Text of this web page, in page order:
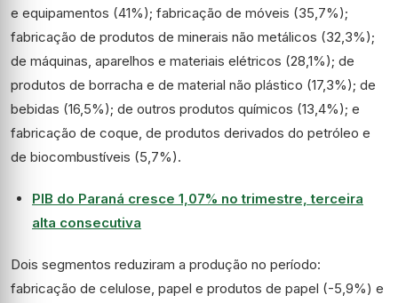
e equipamentos (41%); fabricação de móveis (35,7%);
fabricação de produtos de minerais não metálicos (32,3%);
de máquinas, aparelhos e materiais elétricos (28,1%); de
produtos de borracha e de material não plástico (17,3%); de
bebidas (16,5%); de outros produtos químicos (13,4%); e
fabricação de coque, de produtos derivados do petróleo e
de biocombustíveis (5,7%).
PIB do Paraná cresce 1,07% no trimestre, terceira
alta consecutiva
Dois segmentos reduziram a produção no período:
fabricação de celulose, papel e produtos de papel (-5,9%) e